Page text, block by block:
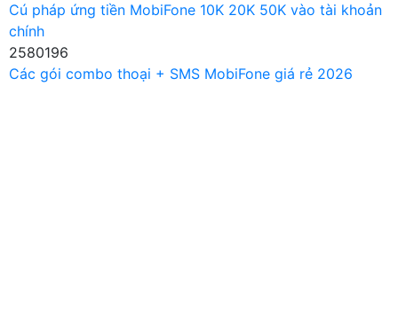
Cú pháp ứng tiền MobiFone 10K 20K 50K vào tài khoản
chính
2580196
Các gói combo thoại + SMS MobiFone giá rẻ 2026